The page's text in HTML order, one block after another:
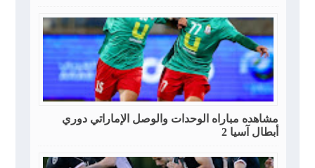
مشاهده مباراه الوحدات والوصل الإماراتي دوري
أبطال آسيا 2